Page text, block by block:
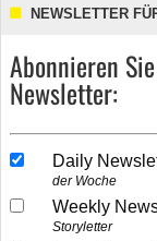
NEWSLETTER
Abonnieren
Newsletter:
Daily
der Woche
Weekly
Storyletter